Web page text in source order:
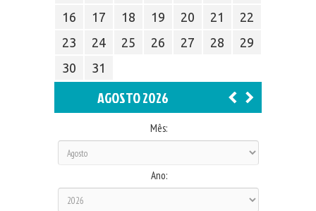
16
17 18 19 20 21
22
23
24 25 26 27 28
29
30
31
AGOSTO 2026
Mês:
Ano: